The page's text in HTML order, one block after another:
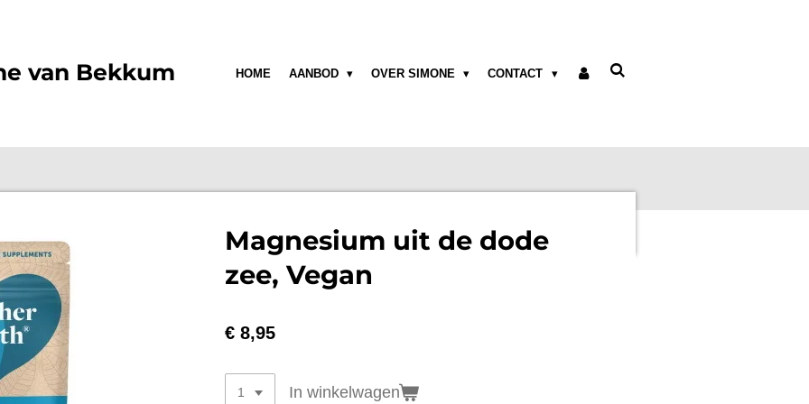
van Bekkum HOME AANBOD OVER SIMONE CONTACT
Magnesium uit de dode
zee, Vegan
€ 8,95
In winkelwagen